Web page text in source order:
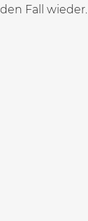
Fall wieder.